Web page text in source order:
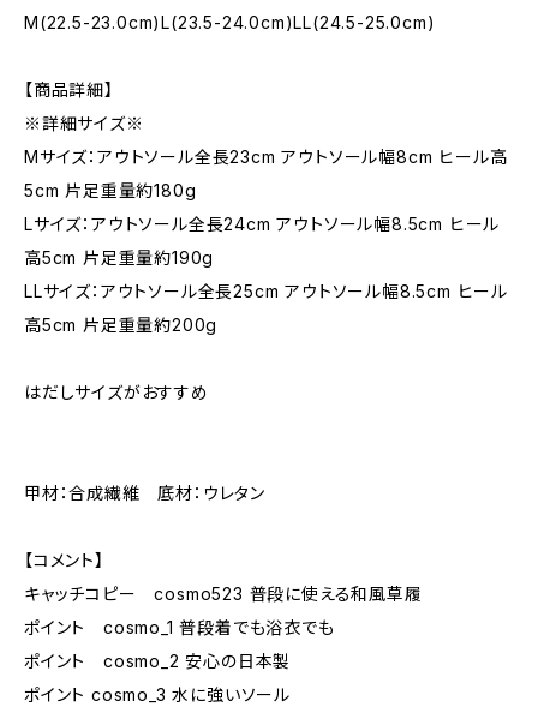
M(22.5-23.0cm)L(23.5-24.0cm)LL(24.5-25.0cm)
【商品詳細】
※詳細サイズ※
Mサイズ：アウトソール全長23cm アウトソール幅8cm ヒール高
5cm 片足重量約180g
Lサイズ：アウトソール全長24cm アウトソール幅8.5cm ヒール
高5cm 片足重量約190g
LLサイズ：アウトソール全長25cm アウトソール幅8.5cm ヒール
高5cm 片足重量約200g
はだしサイズがおすすめ
甲材：合成繊維 底材：ウレタン
【コメント】
キャッチコピー cosmo523 普段に使える和風草履
ポイント cosmo_1 普段着でも浴衣でも
ポイント cosmo_2 安心の日本製
ポイント cosmo_3 水に強いソール